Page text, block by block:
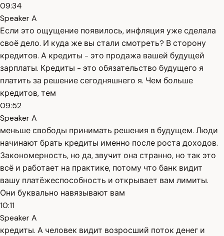
09:34
Speaker A
Если это ощущение появилось, инфляция уже сделала
своё дело. И куда же вы стали смотреть? В сторону
кредитов. А кредиты - это продажа вашей будущей
зарплаты. Кредиты - это обязательство будущего я
платить за решение сегодняшнего я. Чем больше
кредитов, тем
09:52
Speaker A
меньше свободы принимать решения в будущем. Люди
начинают брать кредиты именно после роста доходов.
Закономерность, но да, звучит она странно, но так это
всё и работает на практике, потому что банк видит
вашу платёжеспособность и открывает вам лимиты.
Они буквально навязывают вам
10:11
Speaker A
кредиты. А человек видит возросший поток денег и